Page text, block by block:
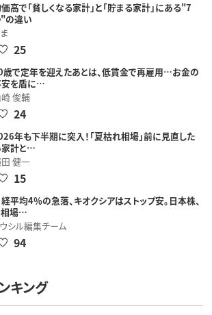
高で「貧しくなる家計」と「貯まる家計」にある"7
の違い
25
で定年を迎えたあとは、低賃金で再雇用…お金の
を盾に…
俊輔
24
年も下半期に突入！「夏枯れ相場」前に見直した
家計と…
健一
15
平均4％の急落、キオクシアはストップ安。日本株、
場…
シル編集チーム
94
キング